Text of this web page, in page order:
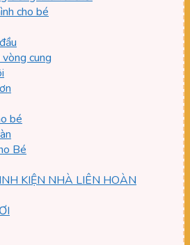
cho bé
cung
bé
Bé
KIỆN NHÀ LIÊN HOÀN